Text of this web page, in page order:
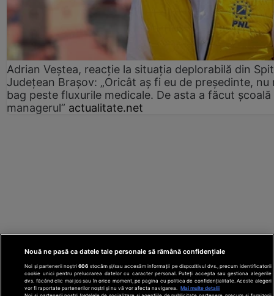
Adrian Veștea, reacție la situația deplorabilă din
Județean Brașov: „Oricât aș fi eu de președinte, nu
bag peste fluxurile medicale. De asta a făcut școală
managerul” actualitate.net
Nouă ne pasă ca datele tale personale să rămână confidențiale
Noi și partenerii noștri606 stocăm și/sau accesăm informații pe dispozitivul dvs., precum identificatorii
cookie unici pentru prelucrarea datelor cu caracter personal. Puteți accepta sau gestiona alegerile
dvs. făcând clic mai jos sau în orice moment, pe pagina cu politica de confidențialitate. Aceste alegeri
vor fi raportate partenerilor noștri și nu vă vor afecta navigarea.
Mai multe detalii